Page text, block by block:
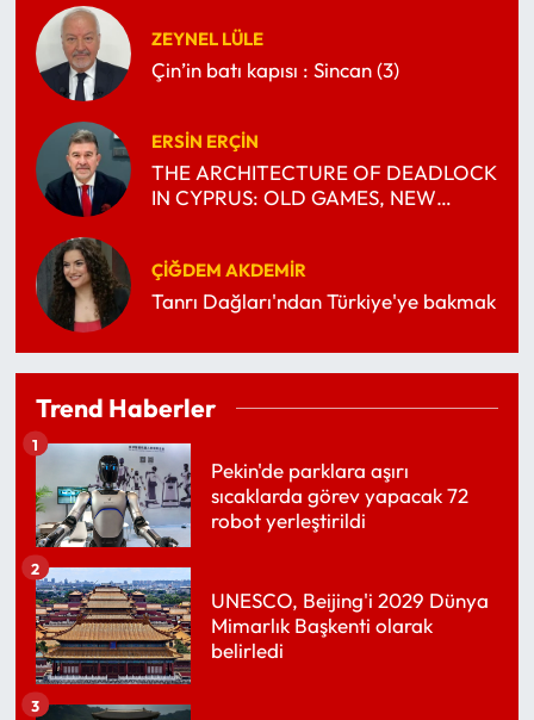
ZEYNEL LÜLE
Çin’in batı kapısı : Sincan (3)
ERSIN ERÇIN
THE ARCHITECTURE OF DEADLOCK
IN CYPRUS: OLD GAMES, NEW
ÇIĞDEM AKDEMIR
Tanrı Dağları'ndan Türkiye'ye bakmak
Trend Haberler
Pekin'de parklara aşırı
sıcaklarda görev yapacak 72
robot yerleştirildi
1
UNESCO, Beijing'i 2029 Dünya
Mimarlık Başkenti olarak
belirledi
2
3